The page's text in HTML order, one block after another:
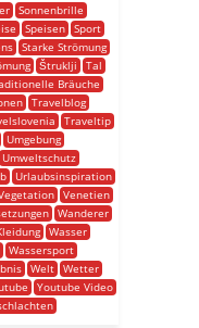
Sonnenbrille
Speisen Sport
Starke Strömung
Štruklji
Tal
Bräuche
Travelblog
Traveltip
Umgebung
Umweltschutz
Urlaubsinspiration
Venetien
Wanderer
Wasser
Wassersport
Welt Wetter
Youtube Video